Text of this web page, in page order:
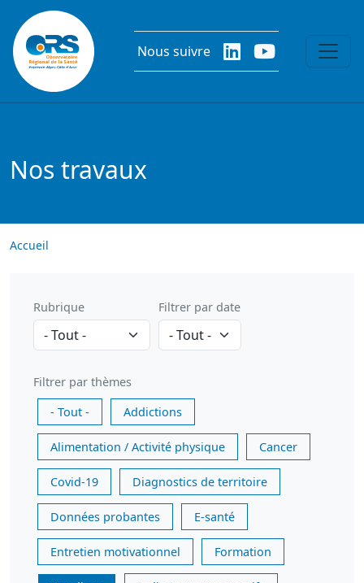
Aller au contenu principal
Nous suivre
Nos travaux
Accueil
Rubrique Filtrer par date
Filtrer par thèmes
- Tout -
Addictions
Alimentation / Activité physique Cancer
Covid-19 Diagnostics de territoire
Données probantes E-santé
Entretien motivationnel Formation